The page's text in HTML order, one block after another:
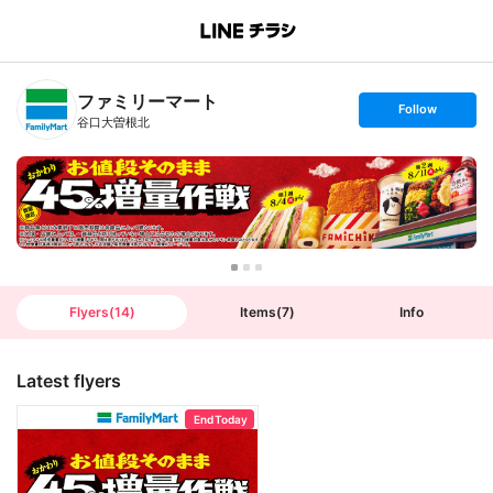
B
n
T
ファミリーマート
谷口大曽根北
s
t
o
l
l
o
w
Follow
Flyers(14) Items(7) Info
Latest flyers
End Today